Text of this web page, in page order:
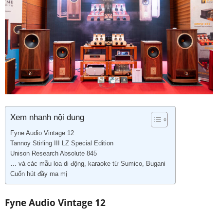
Xem nhanh nội dung
Fyne Audio Vintage 12
Tannoy Stirling III LZ Special Edition
Unison Research Absolute 845
… và các mẫu loa di động, karaoke từ Sumico, Bugani
Cuốn hút đầy ma mị
Fyne Audio Vintage 12